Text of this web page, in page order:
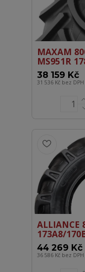
MAXAM
MS951R
38 159 Kč
31 536 Kč bez DPH
ALLIANCE
173A8/
44 269 Kč
36 586 Kč bez DPH